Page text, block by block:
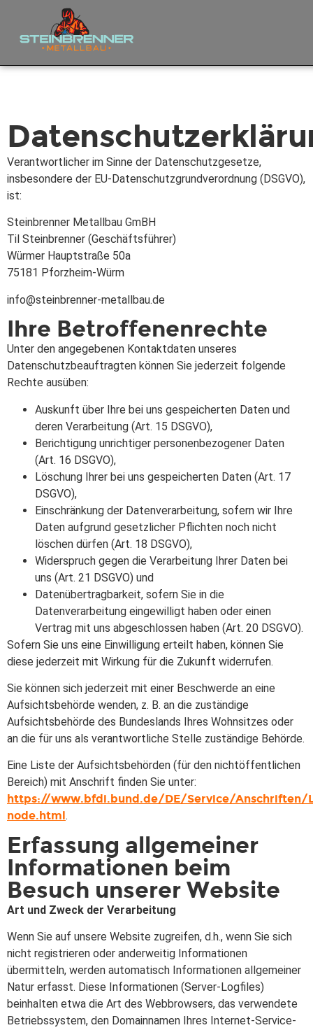
Verantwortlicher im Sinne der Datenschutzgesetze,
insbesondere der EU-Datenschutzgrundverordnung (DSGVO),
ist:
Steinbrenner Metallbau GmBH
Til Steinbrenner (Geschäftsführer)
Würmer Hauptstraße 50a
75181 Pforzheim-Würm
info@steinbrenner-metallbau.de
Ihre Betroffenenrechte
Unter den angegebenen Kontaktdaten unseres
Datenschutzbeauftragten können Sie jederzeit folgende
Rechte ausüben:
Auskunft über Ihre bei uns gespeicherten Daten und
deren Verarbeitung (Art. 15 DSGVO),
Berichtigung unrichtiger personenbezogener Daten
(Art. 16 DSGVO),
Löschung Ihrer bei uns gespeicherten Daten (Art. 17
DSGVO),
Einschränkung der Datenverarbeitung, sofern wir Ihre
Daten aufgrund gesetzlicher Pflichten noch nicht
löschen dürfen (Art. 18 DSGVO),
Widerspruch gegen die Verarbeitung Ihrer Daten bei
uns (Art. 21 DSGVO) und
Datenübertragbarkeit, sofern Sie in die
Datenverarbeitung eingewilligt haben oder einen
Vertrag mit uns abgeschlossen haben (Art. 20 DSGVO).
Sofern Sie uns eine Einwilligung erteilt haben, können Sie
diese jederzeit mit Wirkung für die Zukunft widerrufen.
Sie können sich jederzeit mit einer Beschwerde an eine
Aufsichtsbehörde wenden, z. B. an die zuständige
Aufsichtsbehörde des Bundeslands Ihres Wohnsitzes oder
an die für uns als verantwortliche Stelle zuständige Behörde.
Eine Liste der Aufsichtsbehörden (für den nichtöffentlichen
Bereich) mit Anschrift finden Sie unter:
https://www.bfdi.bund.de/DE/Service/Anschriften/
node.html.
Erfassung allgemeiner
Informationen beim
Besuch unserer Website
Art und Zweck der Verarbeitung
Wenn Sie auf unsere Website zugreifen, d.h., wenn Sie sich
nicht registrieren oder anderweitig Informationen
übermitteln, werden automatisch Informationen allgemeiner
Natur erfasst. Diese Informationen (Server-Logfiles)
beinhalten etwa die Art des Webbrowsers, das verwendete
Betriebssystem, den Domainnamen Ihres Internet-Service-